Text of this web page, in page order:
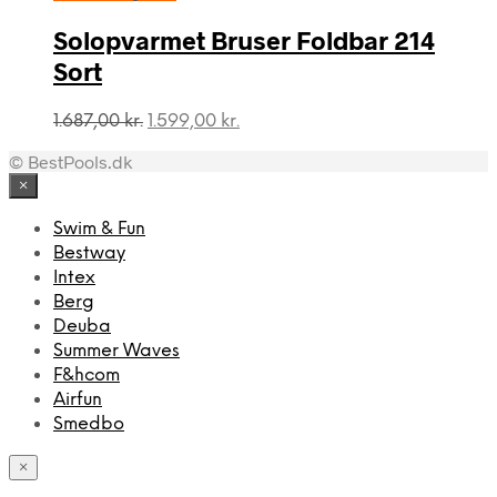
1.499,00 kr..
1.359,00 kr..
Solopvarmet Bruser Foldbar 214
Sort
1.687,00kr. Den
1.599,00 kr.
© BestPools.dk
×
Swim & Fun
Bestway
Intex
Berg
Deuba
Summer Waves
F&hcom
Airfun
Smedbo
×